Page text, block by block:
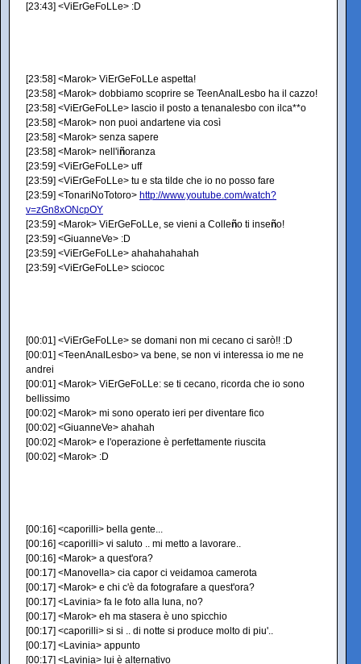
[23:43] <ViErGeFoLLe> :D
[23:58] <Marok> ViErGeFoLLe aspetta!
[23:58] <Marok> dobbiamo scoprire se TeenAnalLesbo ha il cazzo!
[23:58] <ViErGeFoLLe> lascio il posto a tenanalesbo con ilca**o
[23:58] <Marok> non puoi andartene via così
[23:58] <Marok> senza sapere
[23:58] <Marok> nell'iñoranza
[23:59] <ViErGeFoLLe> uff
[23:59] <ViErGeFoLLe> tu e sta tilde che io no posso fare
[23:59] <TonariNoTotoro> http://www.youtube.com/watch?
v=zGn8xONcpOY
[23:59] <Marok> ViErGeFoLLe, se vieni a Colleño ti inseño!
[23:59] <GiuanneVe> :D
[23:59] <ViErGeFoLLe> ahahahahahah
[23:59] <ViErGeFoLLe> sciococ
[00:01] <ViErGeFoLLe> se domani non mi cecano ci sarò!! :D
[00:01] <TeenAnalLesbo> va bene, se non vi interessa io me ne
andrei
[00:01] <Marok> ViErGeFoLLe: se ti cecano, ricorda che io sono
bellissimo
[00:02] <Marok> mi sono operato ieri per diventare fico
[00:02] <GiuanneVe> ahahah
[00:02] <Marok> e l'operazione è perfettamente riuscita
[00:02] <Marok> :D
[00:16] <caporilli> bella gente...
[00:16] <caporilli> vi saluto .. mi metto a lavorare..
[00:16] <Marok> a quest'ora?
[00:17] <Manovella> cia capor ci veidamoa camerota
[00:17] <Marok> e chi c'è da fotografare a quest'ora?
[00:17] <Lavinia> fa le foto alla luna, no?
[00:17] <Marok> eh ma stasera è uno spicchio
[00:17] <caporilli> si si .. di notte si produce molto di piu'..
[00:17] <Lavinia> appunto
[00:17] <Lavinia> lui è alternativo